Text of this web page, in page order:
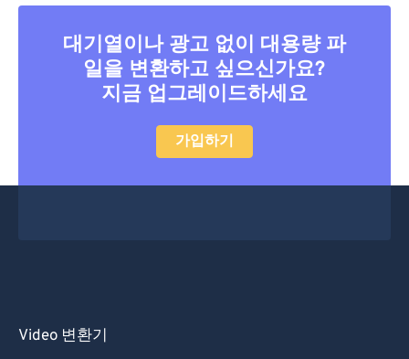
대기열이나 광고 없이 대용량 파
일을 변환하고 싶으신가요?
지금 업그레이드하세요
가입하기
Video 변환기